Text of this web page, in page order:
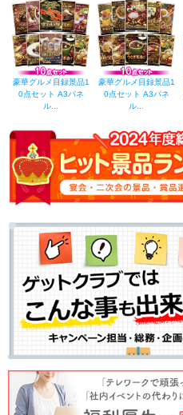
豪華グルメ目録景品1
0点セット A3パネ
ル...
豪華グルメ目録景品1
0点セット A3パネ
ル...